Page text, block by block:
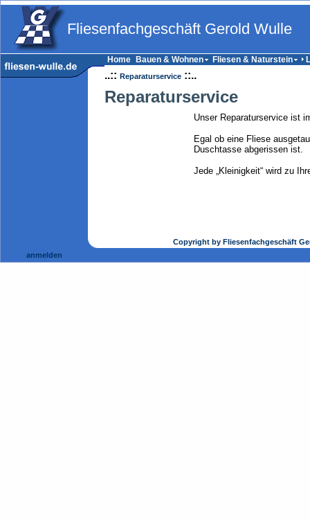
Fliesenfachgeschäft Gerold Wulle
Home Bauen & Wohnen Fliesen & Naturstein
..:: Reparaturservice ::..
Reparaturservice
Unser Reparaturservice ist
Egal ob eine Fliese
Duschtasse abgerissen ist.
Jede „Kleinigkeit“ wird zu
Copyright by Fliesenfachgeschäft
anmelden